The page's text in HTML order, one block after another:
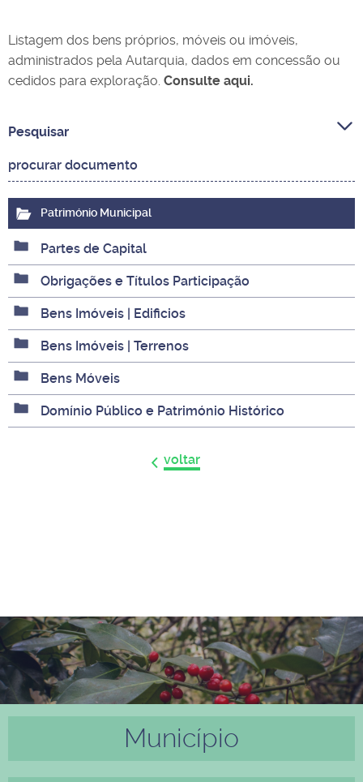
Listagem dos bens próprios, móveis ou imóveis,
administrados pela Autarquia, dados em concessão ou
cedidos para exploração. Consulte aqui.
Pesquisar
Património Municipal
Partes de Capital
Obrigações e Títulos Participação
Bens Imóveis | Edificios
Bens Imóveis | Terrenos
Bens Móveis
Domínio Público e Património Histórico
voltar
Município